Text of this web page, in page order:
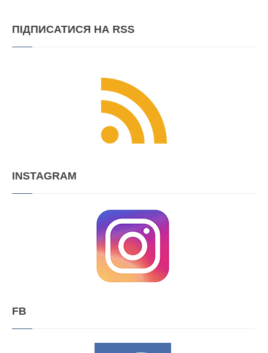
ПІДПИСАТИСЯ НА RSS
INSTAGRAM
FB